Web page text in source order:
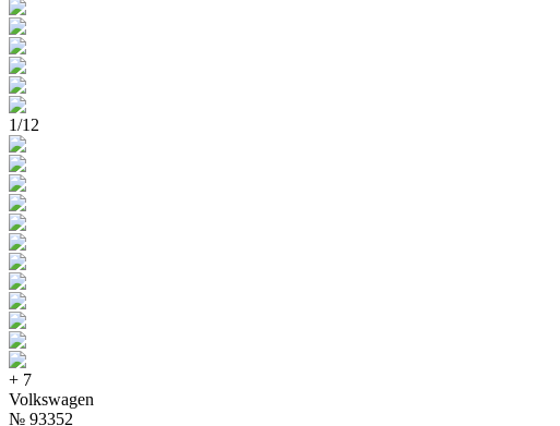
1/12
+ 7
Volkswagen
№ 93352